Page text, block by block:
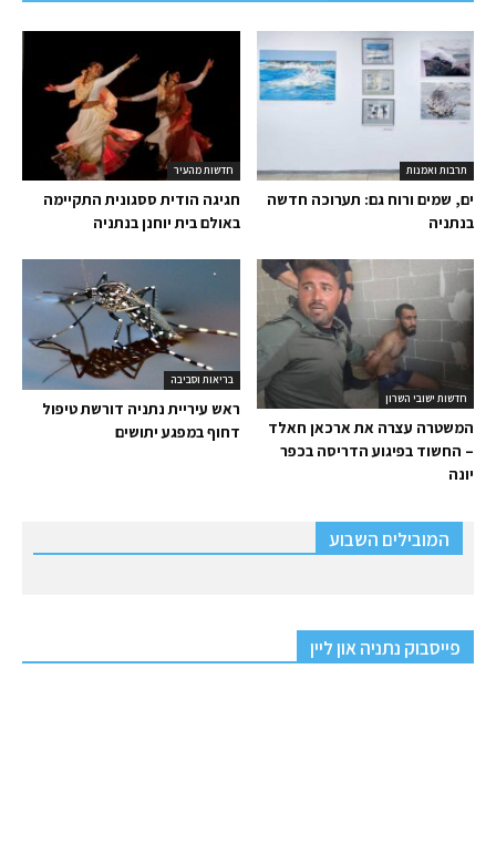
חדשות מהעיר
חגיגה הודית ססגונית התקיימה
באולם בית יוחנן בנתניה
תרבות ואמנות
ים, שמים ורוח גם: תערוכה חדשה
בנתניה
בריאות וסביבה
ראש עיריית נתניה דורשת טיפול
דחוף במפגע יתושים
חדשות ישובי השרון
המשטרה עצרה את ארכאן חאלד
– החשוד בפיגוע הדריסה בכפר
יונה
המובילים השבוע
פייסבוק נתניה און ליין